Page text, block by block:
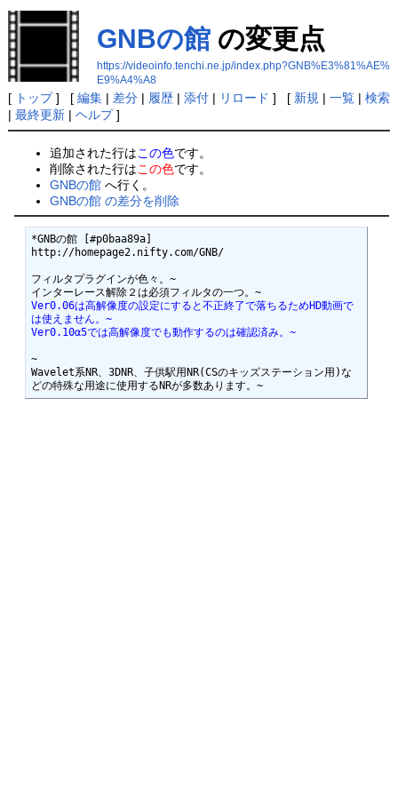
GNBの館の変更点
https://videoinfo.tenchi.ne.jp/index.php?GNB%E3%81%AE%
E9%A4%A8
[ トップ] [ 編集| 差分| 履歴| 添付| リロード ] [ 新規 | 一覧| 検索
| 最終更新| ヘルプ]
追加された行はこの色です。
削除された行はこの色です。
GNBの館 へ行く。
GNBの館 の差分を削除
*GNBの館 [#p0baa89a]
http://homepage2.nifty.com/GNB/
フィルタプラグインが色々。~
インターレース解除２は必須フィルタの一つ。~
Ver0.06は高解像度の設定にすると不正終了で落ちるためHD動画で
は使えません。~
Ver0.10α5では高解像度でも動作するのは確認済み。~
~
Wavelet系NR、3DNR、子供駅用NR(CSのキッズステーション用)な
どの特殊な用途に使用するNRが多数あります。~